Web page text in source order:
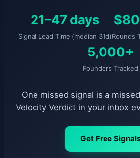
21–47 days
Signal Lead Time (median 31d)Rounds
5,000+
Founders Tracked
One missed signal is a
Velocity Verdict in your inbox
Get Free Signals